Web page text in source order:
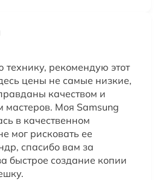
технику, рекомендую этот
цены не самые низкие,
качеством и
мастеров. Моя Samsung
в качественном
мог рисковать ее
спасибо вам за
быстрое создание копии